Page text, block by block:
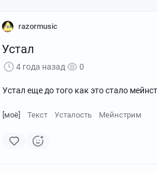
razormusic
Устал
4 года назад 0
Устал еще до того как это стало
[моё] Текст Усталость Мейнстрим